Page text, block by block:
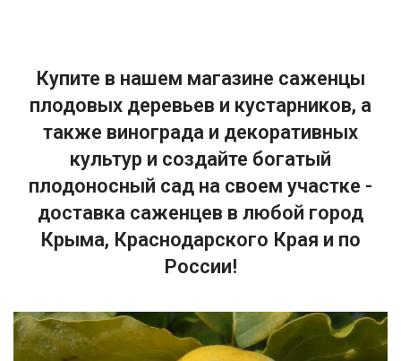
Купите в нашем магазине саженцы
плодовых деревьев и кустарников, а
также винограда и декоративных
культур и создайте богатый
плодоносный сад на своем участке -
доставка саженцев в любой город
Крыма, Краснодарского Края и по
России!